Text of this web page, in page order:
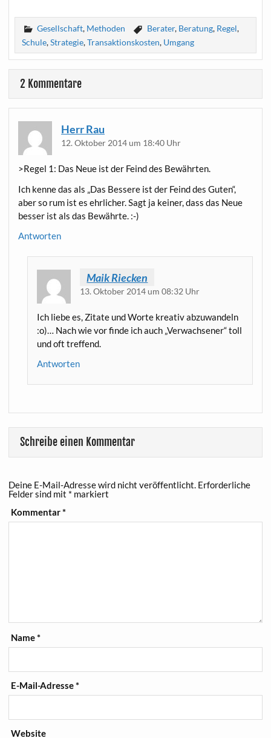
Gesellschaft, Methoden Berater, Beratung, Regel,
Schule,Strategie,Transaktionskosten, Umgang
2 Kommentare
Herr Rau
12. Oktober 2014 um 18:40 Uhr
>Regel 1: Das Neue ist der Feind des Bewährten.
Ich ken­ne das als „Das Bes­se­re ist der Feind des Guten“,
aber so rum ist es ehr­li­cher. Sagt ja kei­ner, dass das Neue
bes­ser ist als das Bewährte. :-)
Antworten
Maik Riecken
13. Oktober 2014 um 08:32 Uhr
Ich lie­be es, Zita­te und Wor­te krea­tiv abzu­wan­deln
:o)… Nach wie vor fin­de ich auch „Ver­wach­se­ner“ toll
und oft treffend.
Antworten
Schreibe einen Kommentar
Deine E-Mail-Adresse wird nicht veröffentlicht. Erforderliche
Felder sind mit * markiert
Kommentar*
Name*
E-Mail-Adresse*
Website